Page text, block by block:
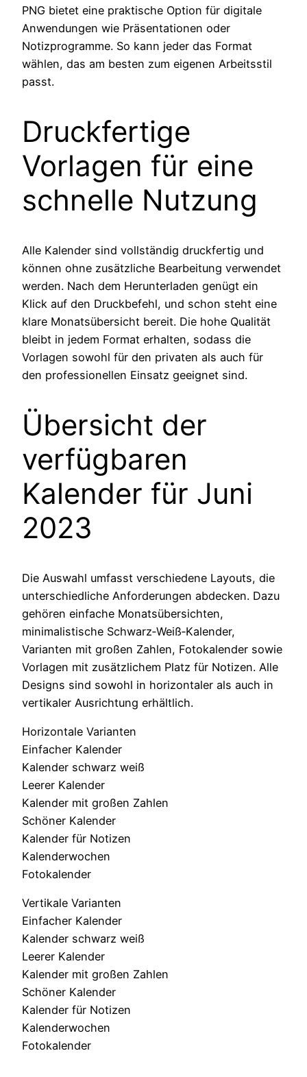
PNG bietet eine praktische Option für digitale
Anwendungen wie Präsentationen oder
Notizprogramme. So kann jeder das Format
wählen, das am besten zum eigenen Arbeitsstil
passt.
Druckfertige
Vorlagen für eine
schnelle Nutzung
Alle Kalender sind vollständig druckfertig und
können ohne zusätzliche Bearbeitung verwendet
werden. Nach dem Herunterladen genügt ein
Klick auf den Druckbefehl, und schon steht eine
klare Monatsübersicht bereit. Die hohe Qualität
bleibt in jedem Format erhalten, sodass die
Vorlagen sowohl für den privaten als auch für
den professionellen Einsatz geeignet sind.
Übersicht der
verfügbaren
Kalender für Juni
2023
Die Auswahl umfasst verschiedene Layouts, die
unterschiedliche Anforderungen abdecken. Dazu
gehören einfache Monatsübersichten,
minimalistische Schwarz‑Weiß‑Kalender,
Varianten mit großen Zahlen, Fotokalender sowie
Vorlagen mit zusätzlichem Platz für Notizen. Alle
Designs sind sowohl in horizontaler als auch in
vertikaler Ausrichtung erhältlich.
Horizontale Varianten
Einfacher Kalender
Kalender schwarz weiß
Leerer Kalender
Kalender mit großen Zahlen
Schöner Kalender
Kalender für Notizen
Kalenderwochen
Fotokalender
Vertikale Varianten
Einfacher Kalender
Kalender schwarz weiß
Leerer Kalender
Kalender mit großen Zahlen
Schöner Kalender
Kalender für Notizen
Kalenderwochen
Fotokalender